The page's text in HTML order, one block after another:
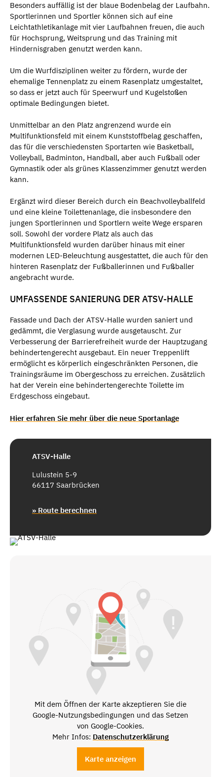
Besonders auffällig ist der blaue Bodenbelag der Laufbahn.
Sportlerinnen und Sportler können sich auf eine
Leichtathletikanlage mit vier Laufbahnen freuen, die auch
für Hochsprung, Weitsprung und das Training mit
Hindernisgraben genutzt werden kann.
Um die Wurfdisziplinen weiter zu fördern, wurde der
ehemalige Tennenplatz zu einem Rasenplatz umgestaltet,
so dass er jetzt auch für Speerwurf und Kugelstoßen
optimale Bedingungen bietet.
Unmittelbar an den Platz angrenzend wurde ein
Multifunktionsfeld mit einem Kunststoffbelag geschaffen,
das für die verschiedensten Sportarten wie Basketball,
Volleyball, Badminton, Handball, aber auch Fußball oder
Gymnastik oder als grünes Klassenzimmer genutzt werden
kann.
Ergänzt wird dieser Bereich durch ein Beachvolleyballfeld
und eine kleine Toilettenanlage, die insbesondere den
jungen Sportlerinnen und Sportlern weite Wege ersparen
soll. Sowohl der vordere Platz als auch das
Multifunktionsfeld wurden darüber hinaus mit einer
modernen LED-Beleuchtung ausgestattet, die auch für den
hinteren Rasenplatz der Fußballerinnen und Fußballer
angebracht wurde.
UMFASSENDE SANIERUNG DER ATSV-HALLE
Fassade und Dach der ATSV-Halle wurden saniert und
gedämmt, die Verglasung wurde ausgetauscht. Zur
Verbesserung der Barrierefreiheit wurde der Hauptzugang
behindertengerecht ausgebaut. Ein neuer Treppenlift
ermöglicht es körperlich eingeschränkten Personen, die
Trainingsräume im Obergeschoss zu erreichen. Zusätzlich
hat der Verein eine behindertengerechte Toilette im
Erdgeschoss eingebaut.
Hier erfahren Sie mehr über die neue Sportanlage
ATSV-Halle
Lulustein 5-9
66117 Saarbrücken
» Route berechnen
Mit dem Öffnen der Karte akzeptieren Sie die
Google-Nutzungsbedingungen und das Setzen
von Google-Cookies.
Mehr Infos: Datenschutzerklärung
Karte anzeigen